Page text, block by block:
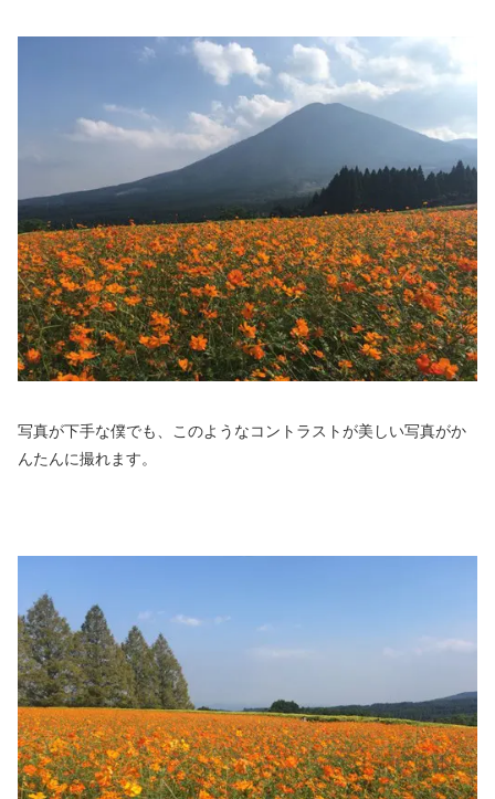
写真が下手な僕でも、このようなコントラストが美しい写真がか
んたんに撮れます。